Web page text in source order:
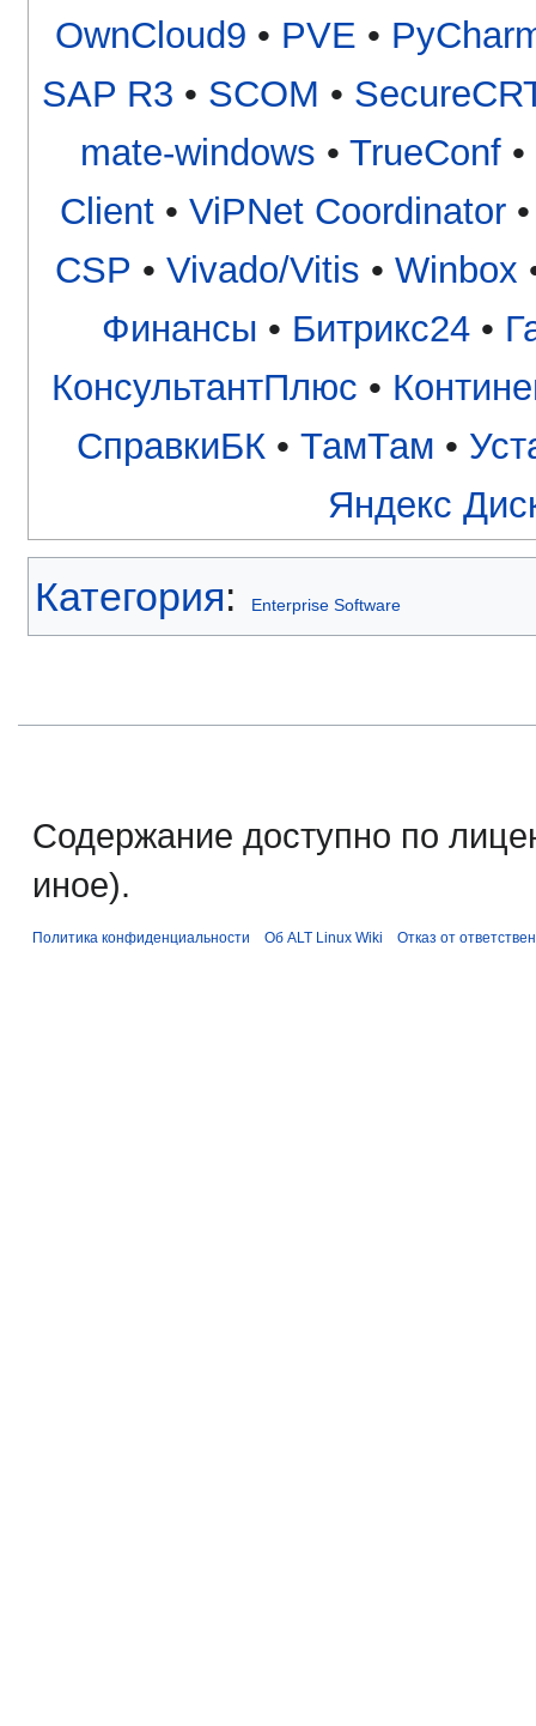
OwnCloud9 • PVE •
SAP R3 • SCOM •
mate-windows • TrueConf •
Client• ViPNet Coordinator
CSP • Vivado/Vitis • Winbox
Финансы • Битрикс24•
КонсультантПлюс •
СправкиБК• ТамТам •
Яндекс
Категория: Enterprise Software
Содержание доступно по
иное).
Политика конфиденциальности Об ALT Linux Wiki Отказ от